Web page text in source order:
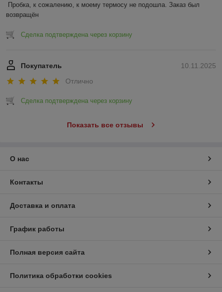
Пробка, к сожалению, к моему термосу не подошла. Заказ был
возвращён
Сделка подтверждена через корзину
10.11.2025
Покупатель
Отлично
Сделка подтверждена через корзину
Показать все отзывы
О нас
Контакты
Доставка и оплата
График работы
Полная версия сайта
Политика обработки cookies